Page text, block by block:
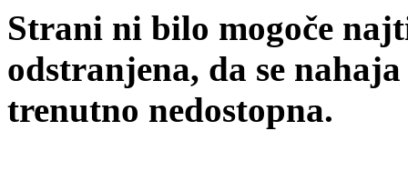
Strani ni bilo mogoče
odstranjena, da se
trenutno nedostopna.